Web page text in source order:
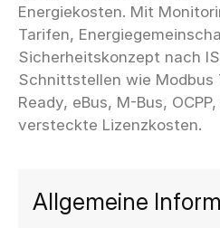
Energiekosten. Mit
Tarifen,
Sicherheitskonzept nach
Schnittstellen wie Modbus
Ready, eBus, M-Bus,
Allgemeine